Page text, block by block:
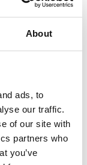
About
ads, to
our traffic.
of our site with
partners who
you’ve
från
och men
med målet att
vill vi skapa de
och